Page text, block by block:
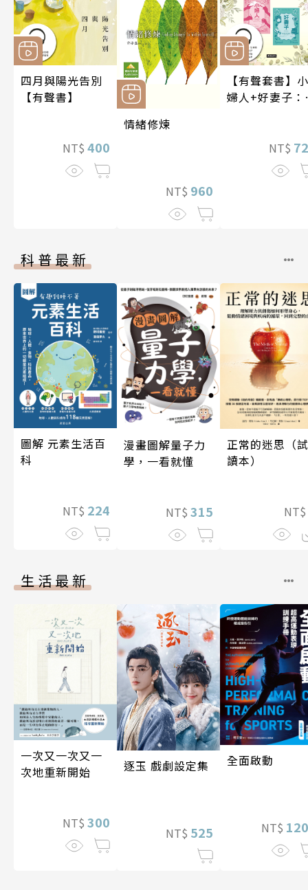
四月與陽光告別
【有聲書】
NT$ 400
情緒修煉
NT$ 960
【有聲套書】小
婦人+好妻子：
NT$
科普最新
圖解 元素生活百
科
NT$ 224
漫畫圖解量子力
學，一看就懂
NT$ 315
正常的迷思（試
讀本）
NT$
生活最新
一次又一次又一
次地重新開始
NT$ 300
逐玉 戲劇設定集
NT$ 525
全面啟動
NT$